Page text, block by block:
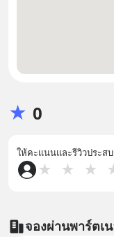
★ 0
ให้คะแนนและรีวิวประ
★ ★ ★
จองผ่านพาร์ตเ